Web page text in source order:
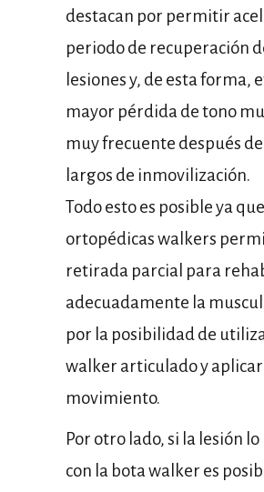
destacan por permitir
periodo de recuperación
lesiones y, de esta forma,
mayor pérdida de tono
muy frecuente después
largos de inmovilización.
Todo esto es posible ya
ortopédicas walkers
retirada parcial para
adecuadamente la
por la posibilidad de
walker articulado y
movimiento.
Por otro lado, si la lesión
con la bota walker es